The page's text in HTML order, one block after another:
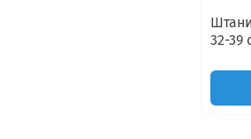
32-39